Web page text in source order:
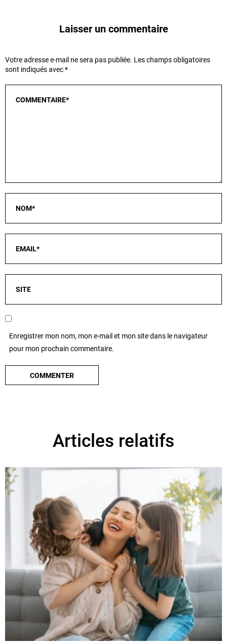
Laisser un commentaire
Votre adresse e-mail ne sera pas publiée. Les champs obligatoires
sont indiqués avec*
Enregistrer mon nom, mon e-mail et mon site dans le navigateur
pour mon prochain commentaire.
Articles relatifs